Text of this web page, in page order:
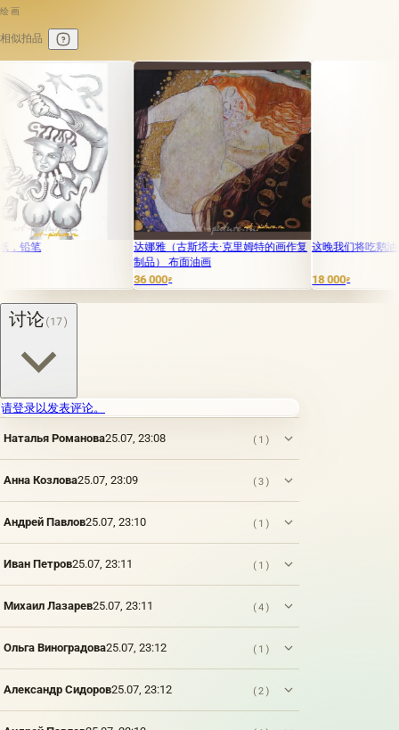
绘画
相似拍品
达娜雅（古斯塔夫·克里姆特的画作复
制品） 布面油画
这晚我们将吃鹅油/画布。
讨论(17)
请登录以发表评论。
Наталья Романова25.07, 23:08 (1)
Анна Козлова25.07, 23:09 (3)
Андрей Павлов25.07, 23:10 (1)
Иван Петров25.07, 23:11 (1)
Михаил Лазарев25.07, 23:11 (4)
Ольга Виноградова25.07, 23:12 (1)
Александр Сидоров25.07, 23:12 (2)